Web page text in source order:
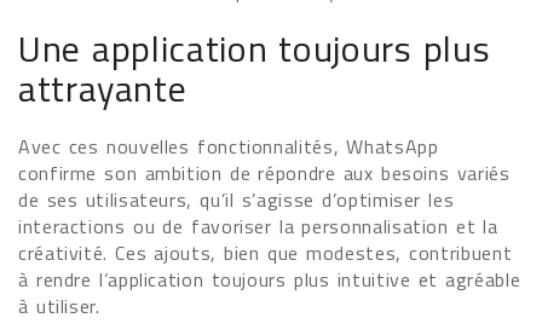
Une application toujours plus
attrayante
Avec ces nouvelles fonctionnalités, WhatsApp
confirme son ambition de répondre aux besoins variés
de ses utilisateurs, qu’il s’agisse d’optimiser les
interactions ou de favoriser la personnalisation et la
créativité. Ces ajouts, bien que modestes, contribuent
à rendre l’application toujours plus intuitive et agréable
à utiliser.